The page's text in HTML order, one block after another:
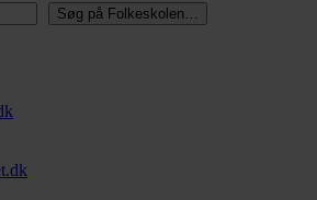
Søg på Folkeskolen…